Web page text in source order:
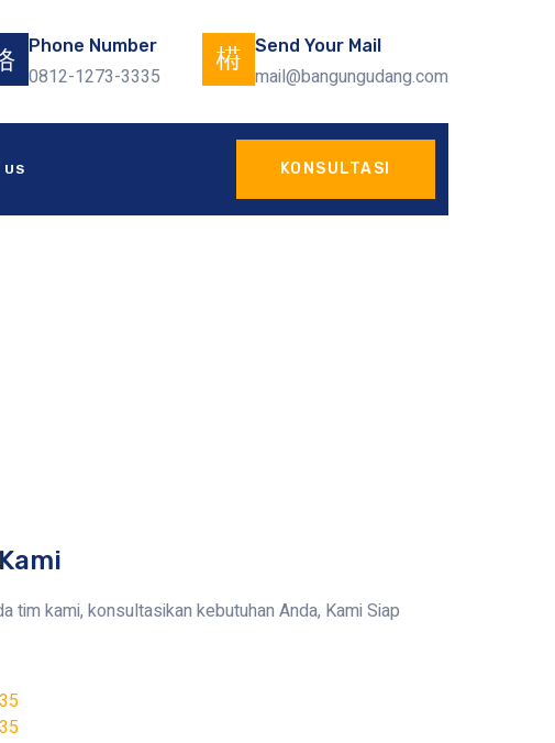
Phone Number
0812-1273-3335
Send Your Mail
mail@bangungudang.com
KONSULTASI
tim kami, konsultasikan kebutuhan Anda, Kami Siap